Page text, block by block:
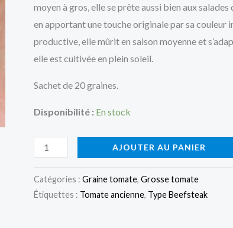
moyen à gros, elle se prête aussi bien aux
en apportant une touche originale par sa couleur
productive, elle mûrit en saison moyenne et
elle est cultivée en plein soleil.
Sachet de 20 graines.
Disponibilité : En stock
quantité
Tomate
Moldovan
AJOUTER AU PANIER
Catégories : Graine tomate, Grosse tomate
Étiquettes : Tomate ancienne, Type Beefsteak